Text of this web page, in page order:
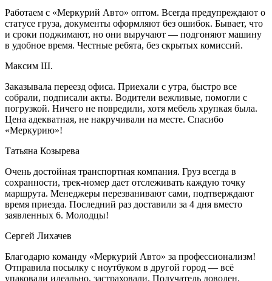
Работаем с «Меркурий Авто» оптом. Всегда предупреждают о
статусе груза, документы оформляют без ошибок. Бывает, что
и сроки поджимают, но они выручают — подгоняют машину
в удобное время. Честные ребята, без скрытых комиссий.
Максим Ш.
Заказывала переезд офиса. Приехали с утра, быстро все
собрали, подписали акты. Водители вежливые, помогли с
погрузкой. Ничего не повредили, хотя мебель хрупкая была.
Цена адекватная, не накручивали на месте. Спасибо
«Меркурию»!
Татьяна Козырева
Очень достойная транспортная компания. Груз всегда в
сохранности, трек-номер дает отслеживать каждую точку
маршрута. Менеджеры перезванивают сами, подтверждают
время приезда. Последний раз доставили за 4 дня вместо
заявленных 6. Молодцы!
Сергей Лихачев
Благодарю команду «Меркурий Авто» за профессионализм!
Отправила посылку с ноутбуком в другой город — всё
упаковали идеально, застраховали. Получатель доволен.